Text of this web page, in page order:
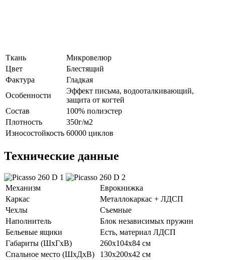
Ткань
Микровелюр
Цвет
Блестящий
Фактура
Гладкая
Особенности
Эффект письма, водооталкивающий,
защита от когтей
Состав
100% полиэстер
Плотность
350г/м2
Износостойкость 60000 циклов
Технические данные
Механизм
Еврокнижка
Каркас
Металлокаркас + ЛДСП
Чехлы
Съемные
Наполнитель
Блок независимых пружин
Бельевые ящики
Есть, материал ЛДСП
Габариты (ШхГхВ)
260х104х84 см
Спальное место (ШхДхВ)
130х200х42 см